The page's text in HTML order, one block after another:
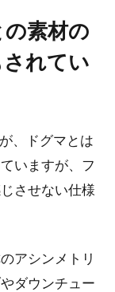
素材の
れてい
、ドグマとは
いますが、フ
させない仕様
アシンメトリ
ダウンチュー